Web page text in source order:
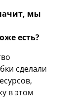
мы
есть?
сделали
в этом